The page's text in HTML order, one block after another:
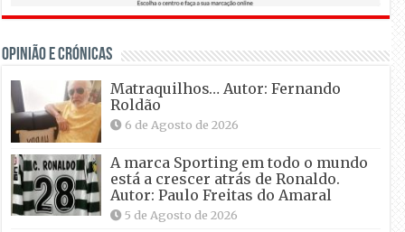
OPINIÃO E CRÓNICAS
Matraquilhos… Autor: Fernando
Roldão
6 de Agosto de 2026
A marca Sporting em todo o mundo
está a crescer atrás de Ronaldo.
Autor: Paulo Freitas do Amaral
5 de Agosto de 2026